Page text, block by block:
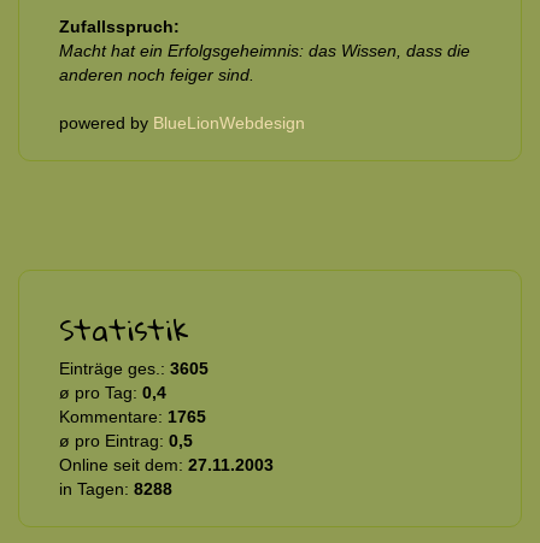
Zufallsspruch:
Macht hat ein Erfolgsgeheimnis: das Wissen, dass die
anderen noch feiger sind.
powered by BlueLionWebdesign
Statistik
Einträge ges.: 3605
ø pro Tag: 0,4
Kommentare: 1765
ø pro Eintrag: 0,5
Online seit dem: 27.11.2003
in Tagen: 8288